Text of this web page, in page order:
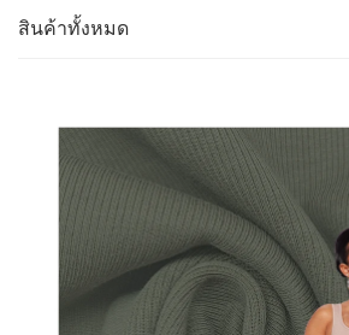
สินค้าทั้งหมด